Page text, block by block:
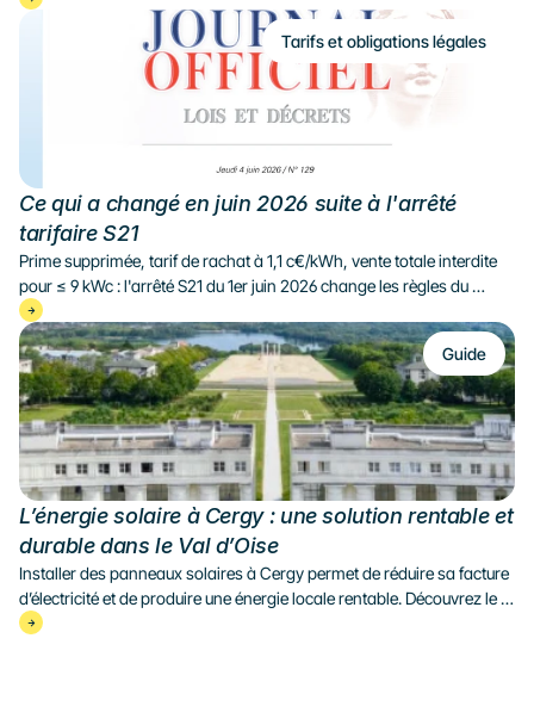
production d'électricité.
Tarifs et obligations légales
Ce qui a changé en juin 2026 suite à l'arrêté
tarifaire S21
Prime supprimée, tarif de rachat à 1,1 c€/kWh, vente totale interdite
pour ≤ 9 kWc : l'arrêté S21 du 1er juin 2026 change les règles du
solaire résidentiel. Le décryptage Solarock.
Guide
L’énergie solaire à Cergy : une solution rentable et
durable dans le Val d’Oise
Installer des panneaux solaires à Cergy permet de réduire sa facture
d’électricité et de produire une énergie locale rentable. Découvrez le
potentiel solaire du Val-d’Oise et la rentabilité d’une installation